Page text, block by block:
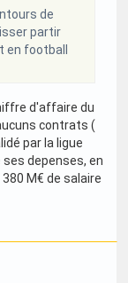
de
partir
en football
d'affaire du
contrats (
par la ligue
depenses, en
M€ de salaire